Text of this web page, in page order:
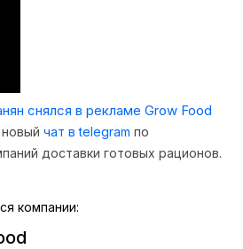
чат в telegram по
доставки готовых рационов.
компании: